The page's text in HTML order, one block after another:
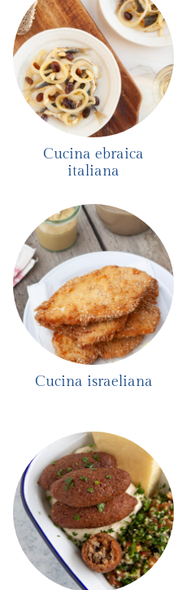
Cucina ebraica
italiana
Cucina israeliana